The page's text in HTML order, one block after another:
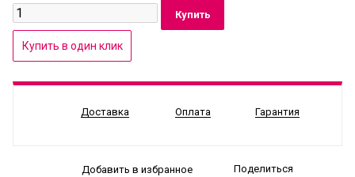
Доставка Оплата Гарантия
Добавить в избранное Поделиться